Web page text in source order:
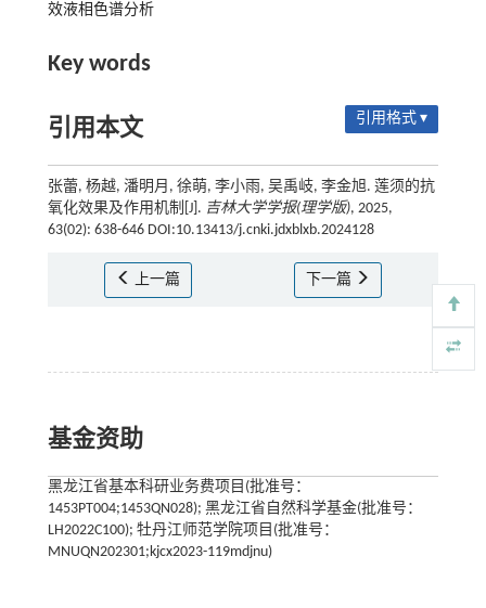
效液相色谱分析
Key words
引用本文 引用格式 ▾
张蕾, 杨越, 潘明月, 徐萌, 李小雨, 吴禹岐, 李金旭. 莲须的抗
氧化效果及作用机制[J]. 吉林大学学报(理学版), 2025,
63(02): 638-646 DOI:10.13413/j.cnki.jdxblxb.2024128
上一篇 下一篇
基金资助
黑龙江省基本科研业务费项目(批准号：
1453PT004;1453QN028); 黑龙江省自然科学基金(批准号：
LH2022C100); 牡丹江师范学院项目(批准号：
MNUQN202301;kjcx2023-119mdjnu)